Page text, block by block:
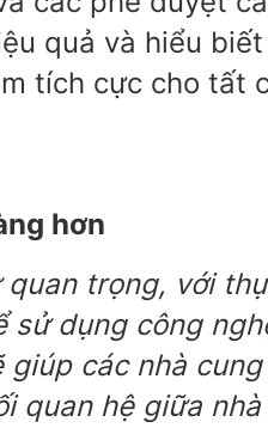
quả và hiểu biết
tích cực cho tất
hơn
trọng, với
sử dụng công
giúp các nhà cung
quan hệ giữa nhà